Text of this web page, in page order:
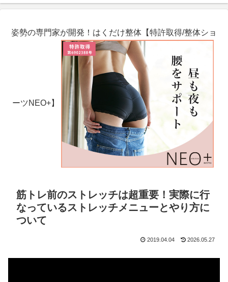
姿勢の専門家が開発！はくだけ整体【特許取得/整体ショ
ーツNEO+】
筋トレ前のストレッチは超重要！実際に行
なっているストレッチメニューとやり方に
ついて
2019.04.04 2026.05.27